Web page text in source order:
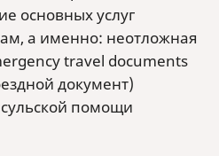
основных услуг
а именно: неотложная
travel documents
документ)
помощи